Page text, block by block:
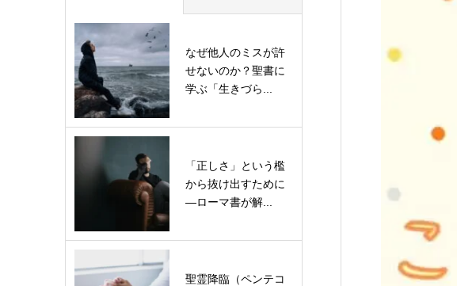
なぜ他人のミスが許
せないのか？聖書に
学ぶ「生きづら...
「正しさ」という檻
から抜け出すために
—ローマ書が解...
聖霊降臨（ペンテコ